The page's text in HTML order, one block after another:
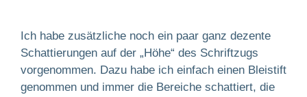
Ich habe zusätzliche noch ein paar ganz dezente
Schattierungen auf der „Höhe“ des Schriftzugs
vorgenommen. Dazu habe ich einfach einen Bleistift
genommen und immer die Bereiche schattiert, die